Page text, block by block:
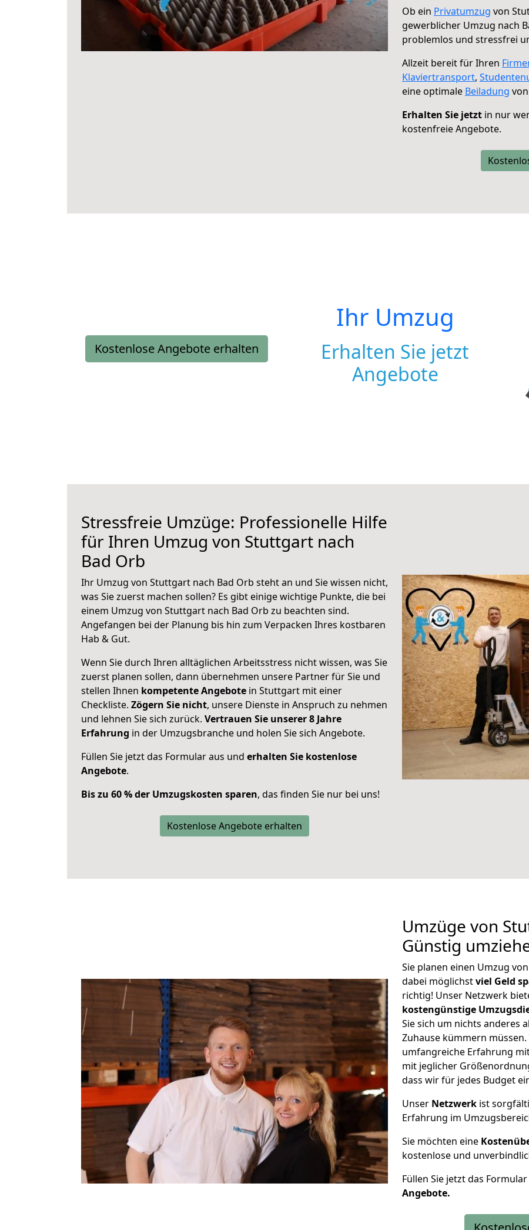
Ob ein Privatumzug von
gewerblicher Umzug nach
problemlos und stressfrei
Allzeit bereit für Ihren
Klaviertransport,
eine optimale Beiladung
Erhalten Sie jetzt in nur
kostenfreie Angebote.
Kostenlose Angebote erhalten
Ihr Umzug
Erhalten Sie jetzt
Angebote
Stressfreie Umzüge: Professionelle Hilfe
für Ihren Umzug von Stuttgart nach
Bad Orb
Ihr Umzug von Stuttgart nach Bad Orb steht an und Sie wissen nicht,
was Sie zuerst machen sollen? Es gibt einige wichtige Punkte, die bei
einem Umzug von Stuttgart nach Bad Orb zu beachten sind.
Angefangen bei der Planung bis hin zum Verpacken Ihres kostbaren
Hab & Gut.
Wenn Sie durch Ihren alltäglichen Arbeitsstress nicht wissen, was Sie
zuerst planen sollen, dann übernehmen unsere Partner für Sie und
stellen Ihnen kompetente Angebote in Stuttgart mit einer
Checkliste. Zögern Sie nicht, unsere Dienste in Anspruch zu nehmen
und lehnen Sie sich zurück. Vertrauen Sie unserer 8 Jahre
Erfahrung in der Umzugsbranche und holen Sie sich Angebote.
Füllen Sie jetzt das Formular aus und erhalten Sie kostenlose
Angebote.
Bis zu 60 % der Umzugskosten sparen, das finden Sie nur bei uns!
Kostenlose Angebote erhalten
Umzüge von
Günstig
Sie planen einen Umzug
dabei möglichstviel Geld
richtig! Unser Netzwerk
kostengünstige
Sie sich um nichts anderes
Zuhause kümmern
umfangreiche Erfahrung
mit jeglicher
dass wir für jedes Budget
Unser Netzwerk ist
Erfahrung im
Sie möchten eine
kostenlose und
Füllen Sie jetzt das
Angebote.